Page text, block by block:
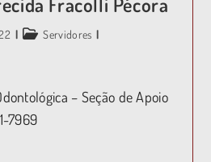
Servidores
– Seção de Apoio
7969